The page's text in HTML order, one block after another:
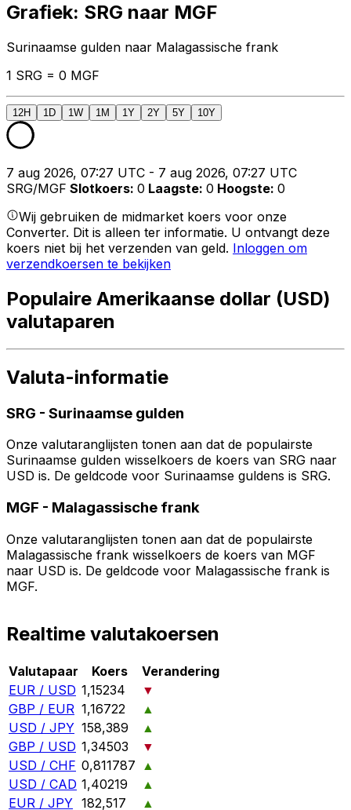
Grafiek: SRG naar MGF
Surinaamse gulden naar Malagassische frank
1 SRG = 0 MGF
12H 1D 1W 1M 1Y 2Y 5Y 10Y
7 aug 2026, 07:27 UTC - 7 aug 2026, 07:27 UTC
SRG/MGF Slotkoers: 0 Laagste: 0 Hoogste: 0
Wij gebruiken de midmarket koers voor onze
Converter. Dit is alleen ter informatie. U ontvangt deze
koers niet bij het verzenden van geld. Inloggen om
verzendkoersen te bekijken
Populaire Amerikaanse dollar (USD)
valutaparen
Valuta-informatie
SRG - Surinaamse gulden
Onze valutaranglijsten tonen aan dat de populairste
Surinaamse gulden wisselkoers de koers van SRG naar
USD is. De geldcode voor Surinaamse guldens is SRG.
MGF - Malagassische frank
Onze valutaranglijsten tonen aan dat de populairste
Malagassische frank wisselkoers de koers van MGF
naar USD is. De geldcode voor Malagassische frank is
MGF.
Realtime valutakoersen
Valutapaar Koers
Verandering
EUR / USD 1,15234
▼
GBP / EUR 1,16722
▲
USD / JPY 158,389
▲
GBP / USD 1,34503
▼
USD / CHF 0,811787
▲
USD / CAD 1,40219
▲
EUR / JPY 182,517
▲